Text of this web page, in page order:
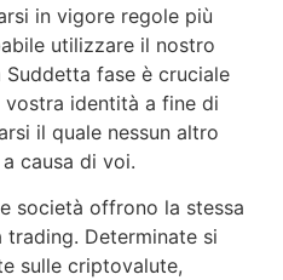
in vigore regole più
utilizzare il nostro
fase è cruciale
identità a fine di
il quale nessun altro
causa di voi.
società offrono la stessa
Determinate si
sulle criptovalute,